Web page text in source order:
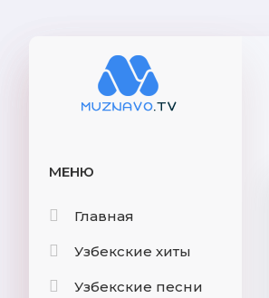
МЕНЮ
Главная
Узбекские хиты
Узбекские песни